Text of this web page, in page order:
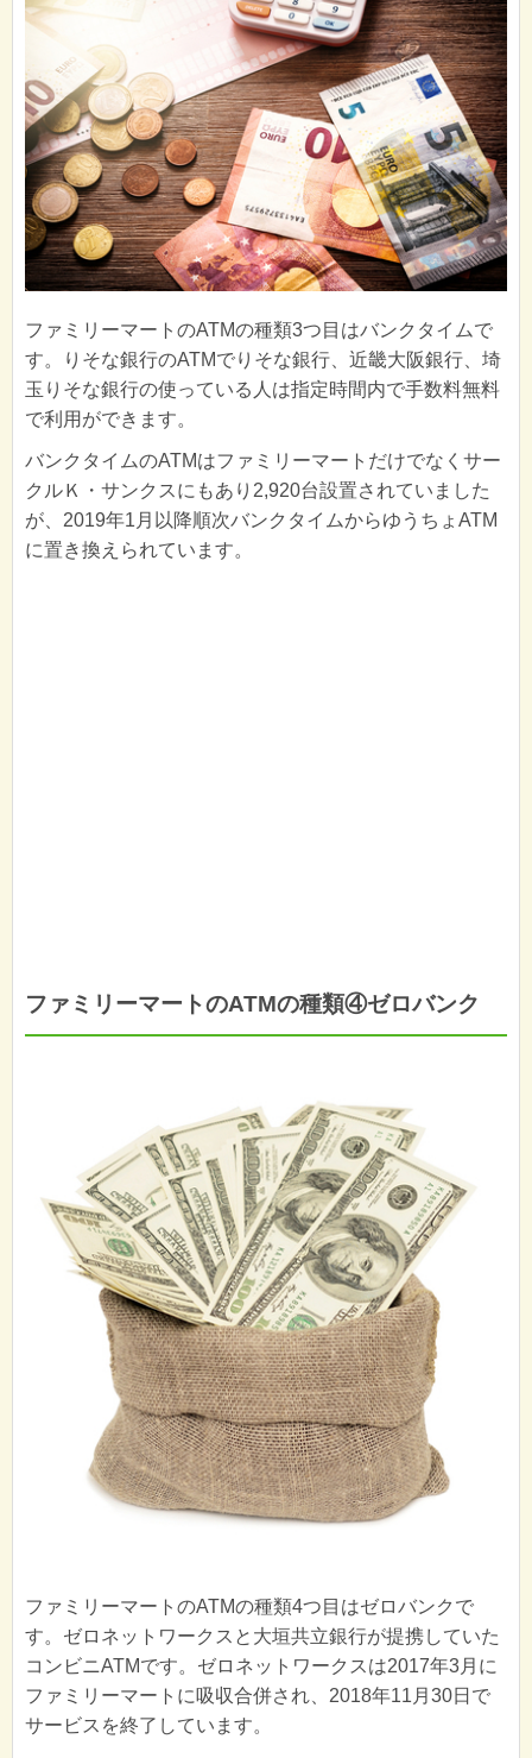
ファミリーマートのATMの種類3つ目はバンクタイムで
す。りそな銀行のATMでりそな銀行、近畿大阪銀行、埼
玉りそな銀行の使っている人は指定時間内で手数料無料
で利用ができます。
バンクタイムのATMはファミリーマートだけでなくサー
クルＫ・サンクスにもあり2,920台設置されていました
が、2019年1月以降順次バンクタイムからゆうちょATM
に置き換えられています。
ファミリーマートのATMの種類④ゼロバンク
ファミリーマートのATMの種類4つ目はゼロバンクで
す。ゼロネットワークスと大垣共立銀行が提携していた
コンビニATMです。ゼロネットワークスは2017年3月に
ファミリーマートに吸収合併され、2018年11月30日で
サービスを終了しています。